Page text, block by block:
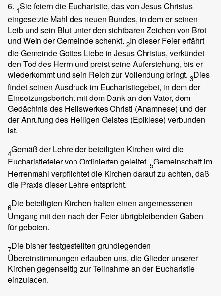
6. 1Sie feiern die Eucharistie, das von Jesus Christus
eingesetzte Mahl des neuen Bundes, in dem er seinen
Leib und sein Blut unter den sichtbaren Zeichen von Brot
und Wein der Gemeinde schenkt. 2In dieser Feier erfährt
die Gemeinde Gottes Liebe in Jesus Christus, verkündet
den Tod des Herrn und preist seine Auferstehung, bis er
wiederkommt und sein Reich zur Vollendung bringt. 3Dies
findet seinen Ausdruck im Eucharistiegebet, in dem der
Einsetzungsbericht mit dem Dank an den Vater, dem
Gedächtnis des Heilswerkes Christi (Anamnese) und der
der Anrufung des Heiligen Geistes (Epiklese) verbunden
ist.
4Gemäß der Lehre der beteiligten Kirchen wird die
Eucharistiefeier von Ordinierten geleitet. 5Gemeinschaft im
Herrenmahl verpflichtet die Kirchen darauf zu achten, daß
die Praxis dieser Lehre entspricht.
6Die beteiligten Kirchen halten einen angemessenen
Umgang mit den nach der Feier übrigbleibenden Gaben
für geboten.
7Die bisher festgestellten grundlegenden
Übereinstimmungen erlauben uns, die Glieder unserer
Kirchen gegenseitig zur Teilnahme an der Eucharistie
einzuladen.